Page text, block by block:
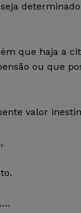
que haja a
ou que
valor